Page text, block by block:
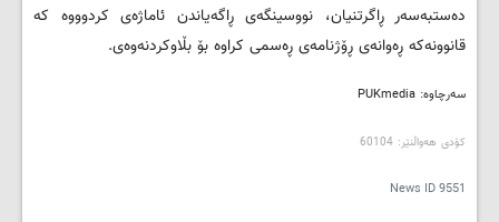
ده‌ستبه‌سه‌ر ڕاگرتنیان، نووسینگه‌ی ڕاگه‌یاندن ئاماژه‌ی كردوووه‌ كه‌
قانوونه‌كه‌ ڕه‌وانه‌ی ڕۆژنامه‌ی ڕه‌سمی كراوه‌ بۆ بڵاوكردنه‌وه‌ی.
سه‌رچاوه‌: PUKmedia
کۆدی هه‌واڵنێر: 60104
News ID9551